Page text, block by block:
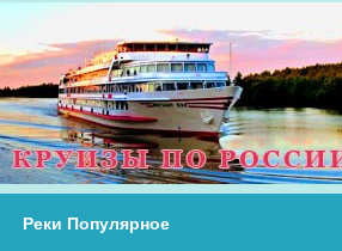
Реки Популярное